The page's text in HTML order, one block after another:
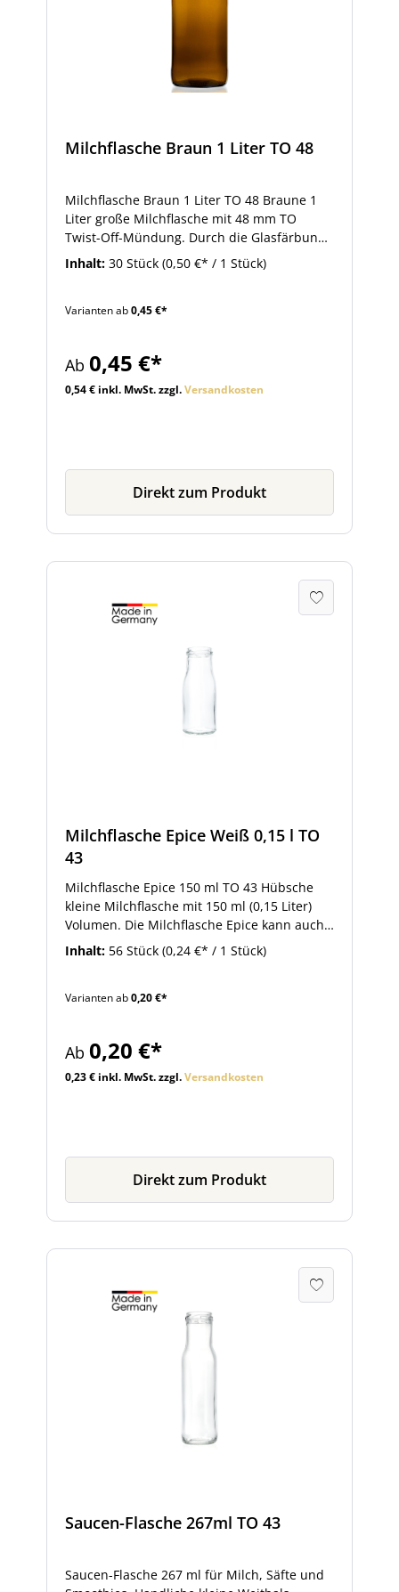
Milchflasche Braun 1 Liter TO 48
Milchflasche Braun 1 Liter TO 48 Braune 1
Liter große Milchflasche mit 48 mm TO
Twist-Off-Mündung. Durch die Glasfärbung
werden Milch und anderer Inhalt vor Licht
geschützt. Diese Milchflasche eignet sich
Fruchtsäften und vielem mehr. Sie können
verwenden. Zu dieser Standard-Milchflasche
passende 48 mm Twist-Off-Verschlüsse und
Inhalt: 30 Stück (0,50 €* / 1 Stück)
Varianten ab0,45 €*
Ab 0,45 €*
0,54 € inkl. MwSt. zzgl.Versandkosten
Direkt zum Produkt
Milchflasche Epice Weiß 0,15 l TO
43
Milchflasche Epice 150 ml TO 43 Hübsche
kleine Milchflasche mit 150 ml (0,15 Liter)
Volumen. Die Milchflasche Epice kann auch
ohne weiteres als Saftflasche oder
Sirupflasche verwendet werden. Diese
geeignet. Bei einem Füllvolumen von 150 ml
Smoothie-Produkten im Fruchtsaftbereich
verwendet werden. Passende Verschlüsse zu
Inhalt: 56 Stück (0,24 €* / 1 Stück)
Varianten ab0,20 €*
Ab 0,20 €*
0,23 € inkl. MwSt. zzgl.Versandkosten
Direkt zum Produkt
Saucen-Flasche 267ml TO 43
Saucen-Flasche 267 ml für Milch, Säfte und